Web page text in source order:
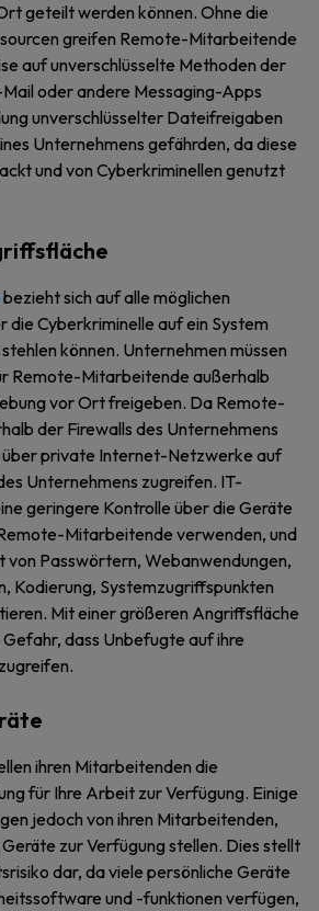
geteilt werden können. Ohne die
greifen Remote-Mitarbeitende
auf unverschlüsselte Methoden der
oder andere Messaging-Apps
unverschlüsselter Dateifreigaben
Unternehmens gefährden, da diese
und von Cyberkriminellen genutzt
bezieht sich auf alle möglichen
die Cyberkriminelle auf ein System
können. Unternehmen müssen
Remote-Mitarbeitende außerhalb
vor Ort freigeben. Da Remote-
der Firewalls des Unternehmens
über private Internet-Netzwerke auf
Unternehmens zugreifen. IT-
geringere Kontrolle über die Geräte
Mitarbeitende verwenden, und
von Passwörtern, Webanwendungen,
Kodierung, Systemzugriffspunkten
Mit einer größeren Angriffsfläche
dass Unbefugte auf ihre
ihren Mitarbeitenden die
für Ihre Arbeit zur Verfügung. Einige
jedoch von ihren Mitarbeitenden,
zur Verfügung stellen. Dies stellt
dar, da viele persönliche Geräte
und -funktionen verfügen,